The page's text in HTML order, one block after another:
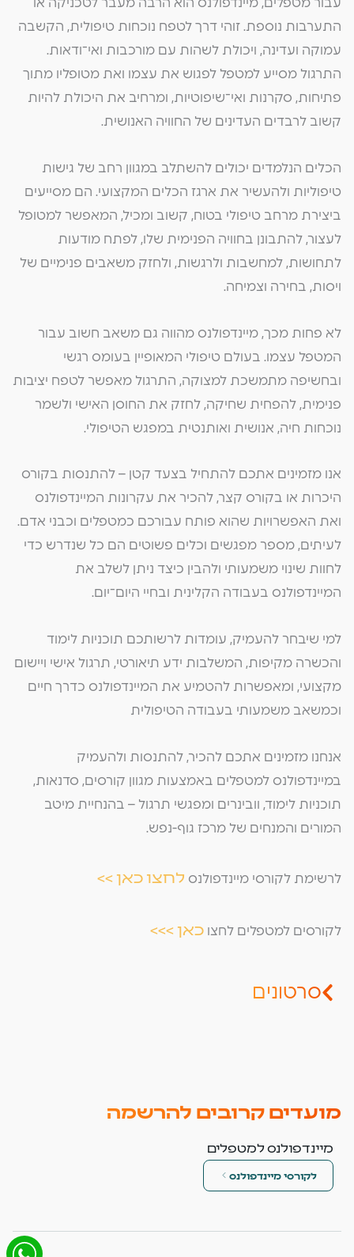
עבור מטפלים, מיינדפולנס הוא הרבה מעבר לטכניקה או
התערבות נוספת. זוהי דרך לטפח נוכחות טיפולית, הקשבה
עמוקה ועדינה, ויכולת לשהות עם מורכבות ואי־ודאות.
התרגול מסייע למטפל לפגוש את עצמו ואת מטופליו מתוך
פתיחות, סקרנות ואי־שיפוטיות, ומרחיב את היכולת להיות
קשוב לרבדים העדינים של החוויה האנושית.
הכלים הנלמדים יכולים להשתלב במגוון רחב של גישות
טיפוליות ולהעשיר את ארגז הכלים המקצועי. הם מסייעים
ביצירת מרחב טיפולי בטוח, קשוב ומכיל, המאפשר למטופל
לעצור, להתבונן בחוויה הפנימית שלו, לפתח מודעות
לתחושות, למחשבות ולרגשות, ולחזק משאבים פנימיים של
ויסות, בחירה וצמיחה.
לא פחות מכך, מיינדפולנס מהווה גם משאב חשוב עבור
המטפל עצמו. בעולם טיפולי המאופיין בעומס רגשי
ובחשיפה מתמשכת למצוקה, התרגול מאפשר לטפח יציבות
פנימית, להפחית שחיקה, לחזק את החוסן האישי ולשמר
נוכחות חיה, אנושית ואותנטית במפגש הטיפולי.
אנו מזמינים אתכם להתחיל בצעד קטן – להתנסות בקורס
היכרות או בקורס קצר, להכיר את עקרונות המיינדפולנס
ואת האפשרויות שהוא פותח עבורכם כמטפלים וכבני אדם.
לעיתים, מספר מפגשים וכלים פשוטים הם כל שנדרש כדי
לחוות שינוי משמעותי ולהבין כיצד ניתן לשלב את
המיינדפולנס בעבודה הקלינית ובחיי היום־יום.
למי שיבחר להעמיק, עומדות לרשותכם תוכניות לימוד
והכשרה מקיפות, המשלבות ידע תיאורטי, תרגול אישי ויישום
מקצועי, ומאפשרות להטמיע את המיינדפולנס כדרך חיים
וכמשאב משמעותי בעבודה הטיפולית
אנחנו מזמינים אתכם להכיר, להתנסות ולהעמיק
במיינדפולנס למטפלים באמצעות מגוון קורסים, סדנאות,
תוכניות לימוד, וובינרים ומפגשי תרגול – בהנחיית מיטב
המורים והמנחים של מרכז גוף-נפש.
לרשימת לקורסי מיינדפולנס לחצו כאן >>
לקורסים למטפלים לחצו כאן >>>
סרטונים
מועדים קרובים להרשמה
מיינדפולנס למטפלים
לקורסי מיינדפולנס